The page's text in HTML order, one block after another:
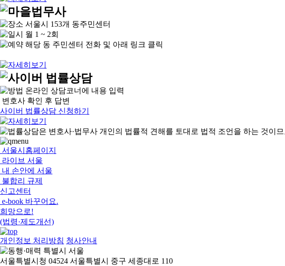
서울시 153개 동주민센터
월 1 ~ 2회
해당 동 주민센터 전화 및 아래 링크 클릭
온라인 상담코너에 내용 입력
변호사 확인 후 답변
사이버 법률상담 신청하기
서울시홈페이지
라이브 서울
내 손안에 서울
불합리 규제
신고센터
e-book 바꾸어요.
희망으로!
(법령·제도개선)
개인정보 처리방침 청사안내
서울특별시청 04524 서울특별시 중구 세종대로 110